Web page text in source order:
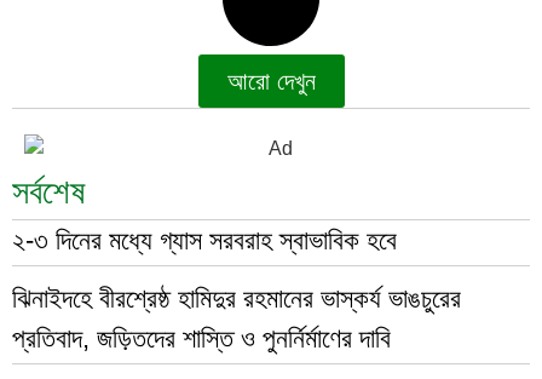
আরো দেখুন
সর্বশেষ
২-৩ দিনের মধ্যে গ্যাস সরবরাহ স্বাভাবিক হবে
ঝিনাইদহে বীরশ্রেষ্ঠ হামিদুর রহমানের ভাস্কর্য ভাঙচুরের
প্রতিবাদ, জড়িতদের শাস্তি ও পুনর্নির্মাণের দাবি